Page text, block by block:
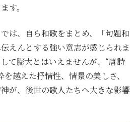
す。
は、自ら和歌をまとめ、「句題和
えんとする強い意志が感じられま
て膨大とはいえませんが、“唐詩
越えた抒情性、情景の美しさ、
が、後世の歌人たちへ大きな影響